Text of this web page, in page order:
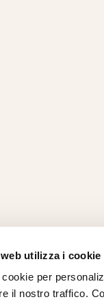
utilizza i cookie
per
il nostro traffico.
CHI SIAMO